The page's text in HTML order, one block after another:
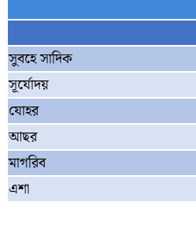
সুবহে সাদিক
সূর্যোদয়
যোহর
আছর
মাগরিব
এশা